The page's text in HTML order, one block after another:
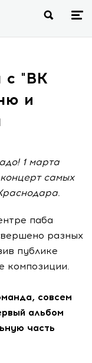
с "ВК
и
1 марта
самых
паба
разных
публике
композиции.
совсем
альбом
часть